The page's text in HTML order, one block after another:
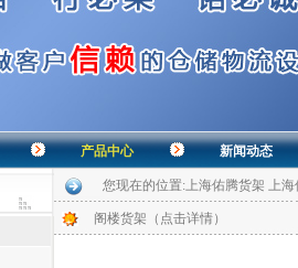
产品中心 新闻动态
您现在的位置:上海佑腾货架 上
阁楼货架（点击详情）